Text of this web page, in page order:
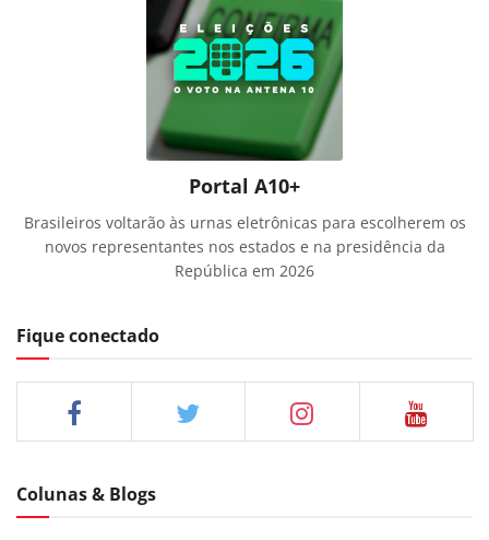
Portal A10+
Brasileiros voltarão às urnas eletrônicas para escolherem os
novos representantes nos estados e na presidência da
República em 2026
Fique conectado
Colunas & Blogs